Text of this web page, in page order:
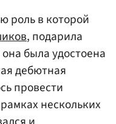
роль в которой
, подарила
была удостоена
дебютная
провести
нескольких